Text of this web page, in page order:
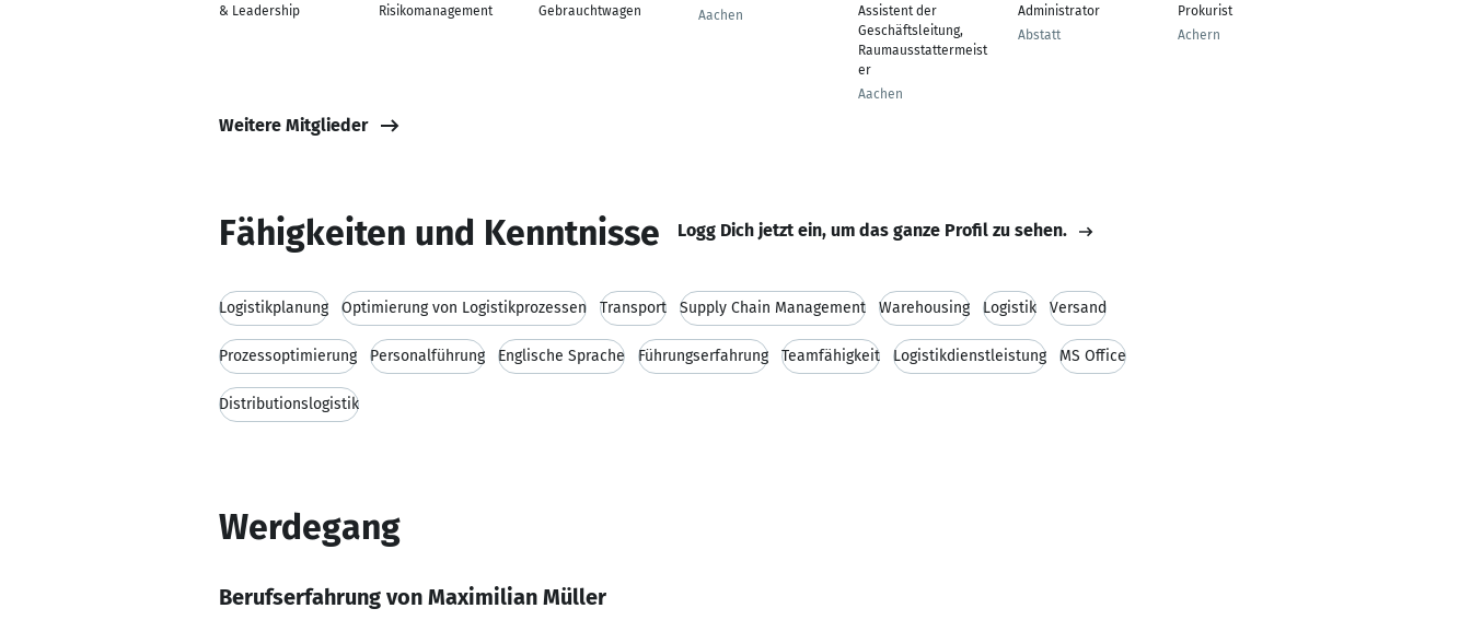
& Leadership
Risikomanagement
Gebrauchtwagen
Aachen
Assistent der
Geschäftsleitung,
Raumausstattermeist
er
Aachen
Administrator
Abstatt
Prokurist
Achern
Weitere Mitglieder
Fähigkeiten und Kenntnisse Logg Dich jetzt ein, um das ganze Profil zu sehen.
Logistikplanung Optimierung von Logistikprozessen Transport Supply Chain Management Warehousing Logistik Versand
Prozessoptimierung Personalführung Englische Sprache Führungserfahrung Teamfähigkeit Logistikdienstleistung MS Office
Distributionslogistik
Werdegang
Berufserfahrung von Maximilian Müller